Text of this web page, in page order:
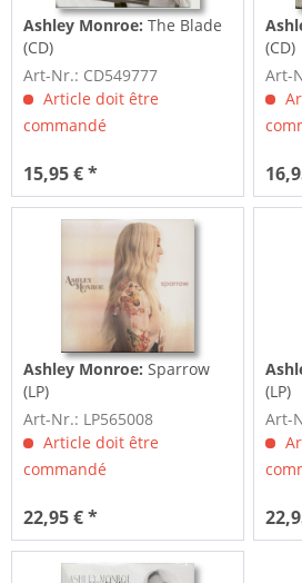
Ashley Monroe:The Blade
(CD)
Art-Nr.: CD549777
Article doit être
commandé
15,95 € *
(CD)
Art-
Ashley Monroe:Sparrow
(LP)
Art-Nr.: LP565008
Article doit être
commandé
22,95 € *
(LP)
Art-